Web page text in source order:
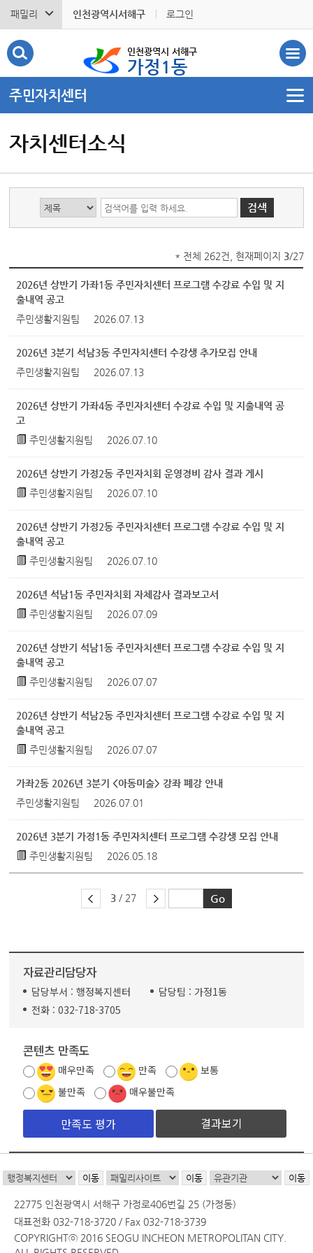
패밀리 인천광역시서해구 로그인
인천광역시 서해구
가정1동
주민자치센터
자치센터소식
* 전체 262건, 현재페이지 3/27
2026년 상반기 가좌1동 주민자치센터 프로그램 수강료 수입 및 지
출내역 공고
주민생활지원팀
2026.07.13
2026년 3분기 석남3동 주민자치센터 수강생 추가모집 안내
주민생활지원팀
2026.07.13
2026년 상반기 가좌4동 주민자치센터 수강료 수입 및 지출내역 공
고
주민생활지원팀
2026.07.10
2026년 상반기 가정2동 주민자치회 운영경비 감사 결과 게시
주민생활지원팀
2026.07.10
2026년 상반기 가정2동 주민자치센터 프로그램 수강료 수입 및 지
출내역 공고
주민생활지원팀
2026.07.10
2026년 석남1동 주민자치회 자체감사 결과보고서
주민생활지원팀
2026.07.09
2026년 상반기 석남1동 주민자치센터 프로그램 수강료 수입 및 지
출내역 공고
주민생활지원팀
2026.07.07
2026년 상반기 석남2동 주민자치센터 프로그램 수강료 수입 및 지
출내역 공고
주민생활지원팀
2026.07.07
가좌2동 2026년 3분기 <아동미술> 강좌 폐강 안내
주민생활지원팀
2026.07.01
2026년 3분기 가정1동 주민자치센터 프로그램 수강생 모집 안내
주민생활지원팀
2026.05.18
3 / 27
자료관리담당자
담당부서 : 행정복지센터 담당팀 : 가정1동
전화 : 032-718-3705
콘텐츠 만족도
매우만족 만족
보통
불만족
매우불만족
결과보기
22775 인천광역시 서해구 가정로406번길 25 (가정동)
대표전화 032-718-3720 / Fax 032-718-3739
COPYRIGHTⓒ 2016 SEOGU INCHEON METROPOLITAN CITY.